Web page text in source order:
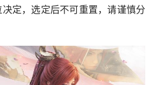
定，选定后不可重置，请谨慎分